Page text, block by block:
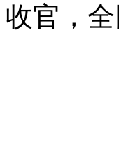
收官，